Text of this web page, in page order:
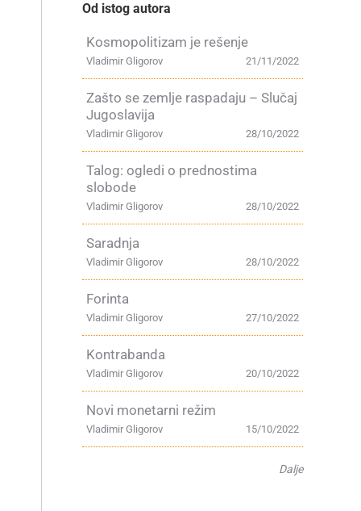
Od istog autora
Kosmopolitizam je rešenje
21/11/2022
Vladimir Gligorov
Zašto se zemlje raspadaju – Slučaj
Jugoslavija
28/10/2022
Vladimir Gligorov
Talog: ogledi o prednostima
slobode
28/10/2022
Vladimir Gligorov
Saradnja
28/10/2022
Vladimir Gligorov
Forinta
27/10/2022
Vladimir Gligorov
Kontrabanda
20/10/2022
Vladimir Gligorov
Novi monetarni režim
15/10/2022
Vladimir Gligorov
Dalje